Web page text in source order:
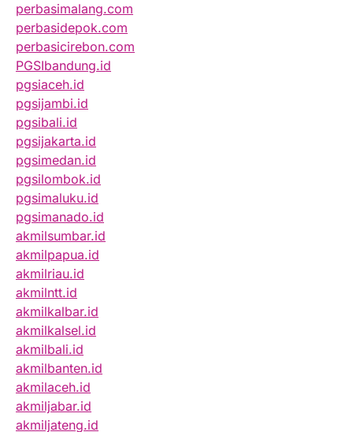
perbasimalang.com
perbasidepok.com
perbasicirebon.com
PGSIbandung.id
pgsiaceh.id
pgsijambi.id
pgsibali.id
pgsijakarta.id
pgsimedan.id
pgsilombok.id
pgsimaluku.id
pgsimanado.id
akmilsumbar.id
akmilpapua.id
akmilriau.id
akmilntt.id
akmilkalbar.id
akmilkalsel.id
akmilbali.id
akmilbanten.id
akmilaceh.id
akmiljabar.id
akmiljateng.id